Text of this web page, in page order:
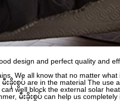
design and perfect quality and
all know that no matter what
ခိုးစွပ် are in the material The
well block the external solar
မီးခိုးစွပ် can help us